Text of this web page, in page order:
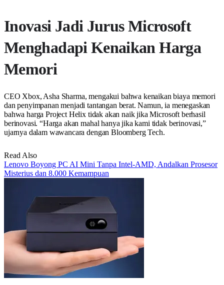
Inovasi Jadi Jurus Microsoft
Menghadapi Kenaikan Harga
Memori
CEO Xbox, Asha Sharma, mengakui bahwa kenaikan biaya memori
dan penyimpanan menjadi tantangan berat. Namun, ia menegaskan
bahwa harga Project Helix tidak akan naik jika Microsoft berhasil
berinovasi. “Harga akan mahal hanya jika kami tidak berinovasi,”
ujarnya dalam wawancara dengan Bloomberg Tech.
Read Also
Lenovo Boyong PC AI Mini Tanpa Intel-AMD, Andalkan Prosesor
Misterius dan 8.000 Kemampuan